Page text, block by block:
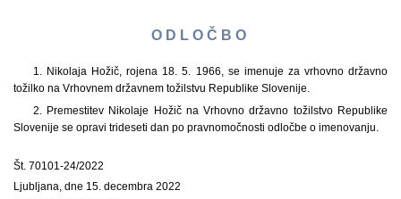
O D L O Č B O
1. Nikolaja Hožič, rojena 18. 5. 1966, se imenuje za vrhovno državno
tožilko na Vrhovnem državnem tožilstvu Republike Slovenije.
2. Premestitev Nikolaje Hožič na Vrhovno državno tožilstvo Republike
Slovenije se opravi trideseti dan po pravnomočnosti odločbe o imenovanju.
Št. 70101-24/2022
Ljubljana, dne 15. decembra 2022